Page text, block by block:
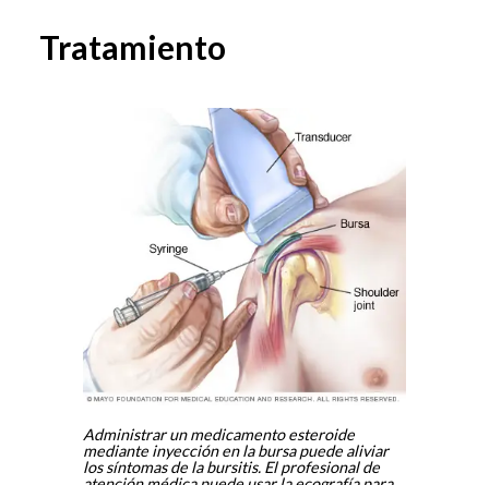
Tratamiento
Administrar un medicamento esteroide
mediante inyección en la bursa puede aliviar
los síntomas de la bursitis. El profesional de